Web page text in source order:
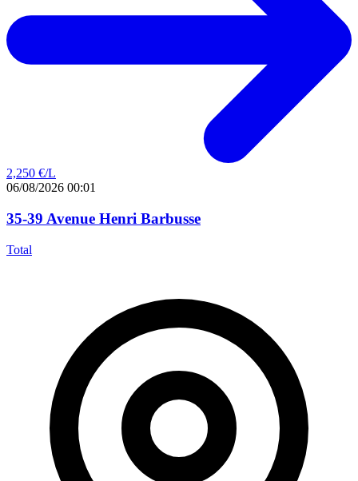
2,250 €/L
06/08/2026 00:01
35-39 Avenue Henri Barbusse
Total